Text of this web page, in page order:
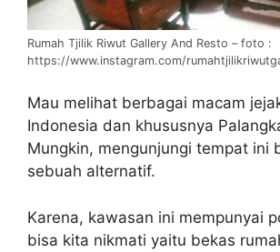
Rumah Tjilik Riwut Gallery And Resto – foto :
https://www.instagram.com/
Mau melihat berbagai macam
Indonesia dan khususnya
Mungkin, mengunjungi tempat ini
sebuah alternatif.
Karena, kawasan ini mempunyai
bisa kita nikmati yaitu bekas